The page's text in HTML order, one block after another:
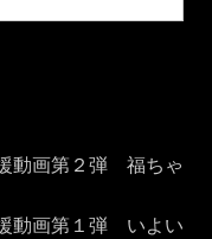
動画第２弾 福ちゃ
動画第１弾 いよい